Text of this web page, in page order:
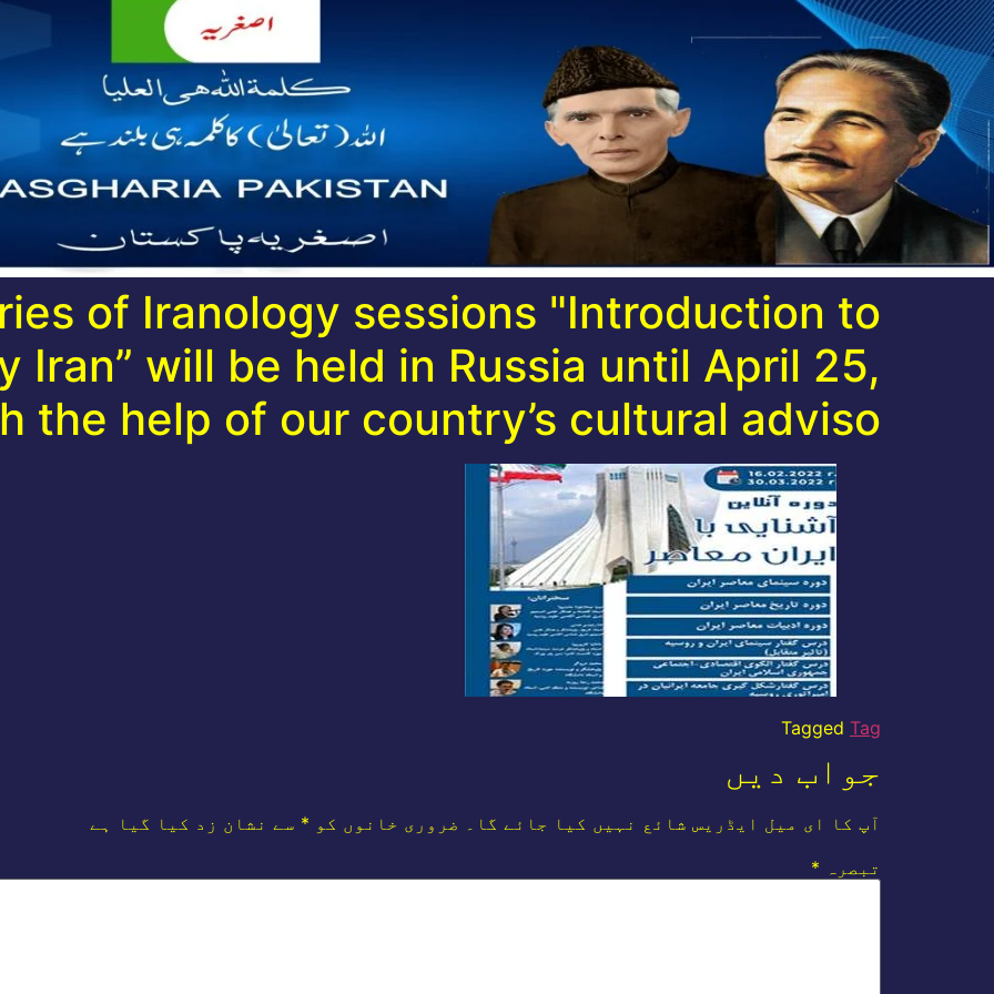
of Iranology sessions "Introduction to
Iran” will be held in Russia until April 25,
the help of our country’s cultural adviso
Tagged Tag
جواب دیں
آپ کا ای میل ایڈریس شائع نہیں کیا جائے گا۔ ضروری خانوں کو * سے نشان زد کیا گیا ہے
تبصرہ *